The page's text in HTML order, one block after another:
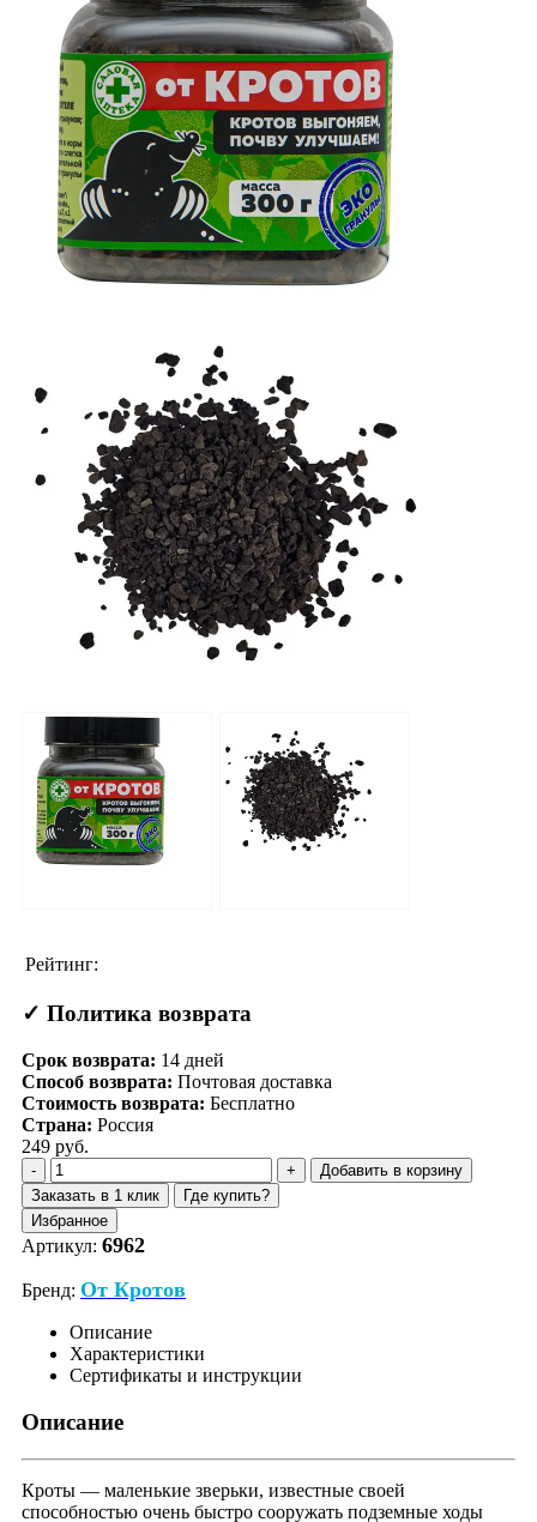
Рейтинг:
✓ Политика возврата
Срок возврата: 14 дней
Способ возврата: Почтовая доставка
Стоимость возврата: Бесплатно
Страна: Россия
249 руб.
Добавить в корзину
Заказать в 1 клик
Где купить?
Избранное
Артикул: 6962
Бренд: От Кротов
Описание
Характеристики
Сертификаты и инструкции
Описание
Кроты — маленькие зверьки, известные своей
способностью очень быстро сооружать подземные ходы